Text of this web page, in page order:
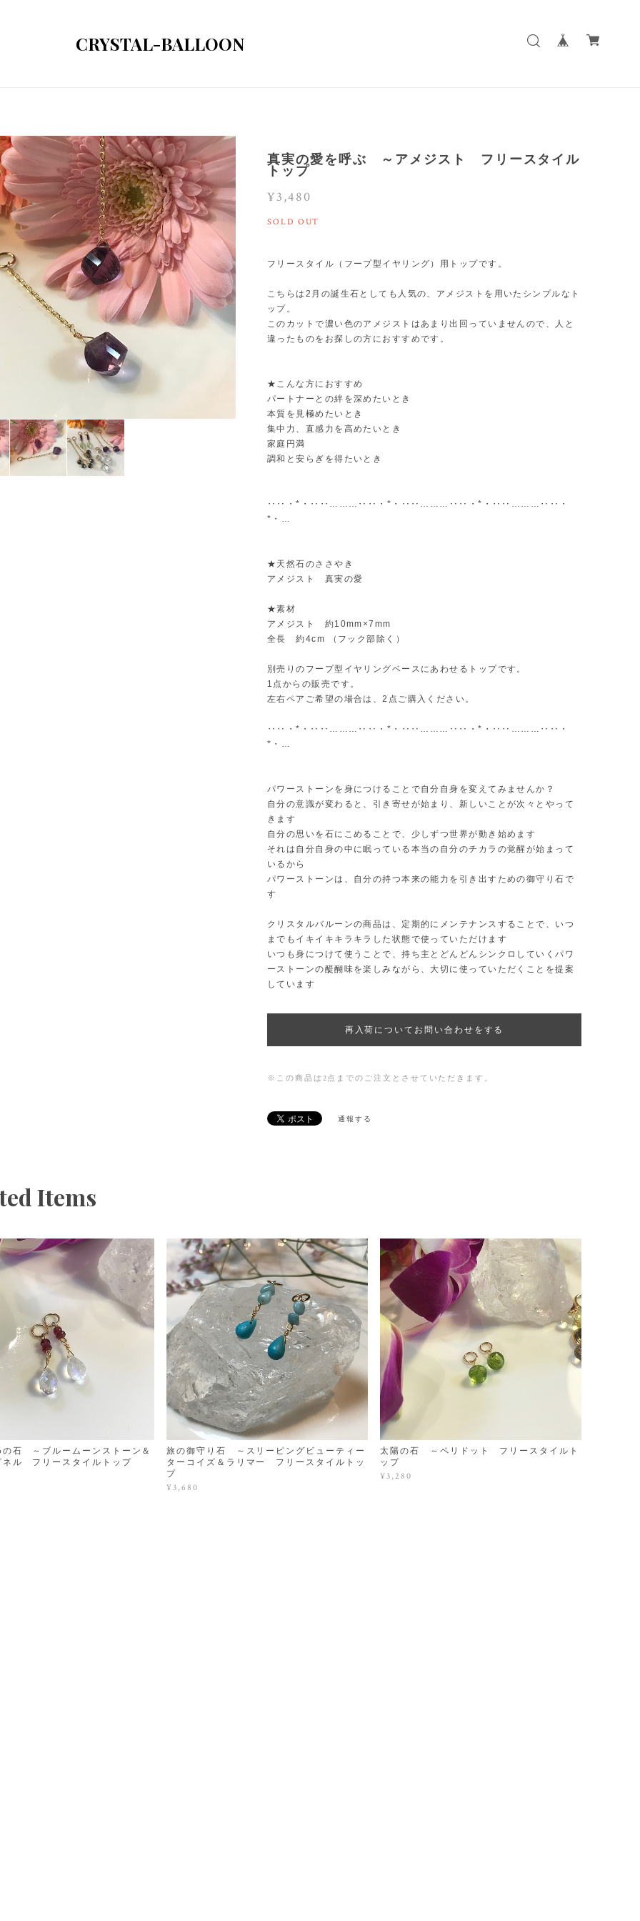
CRYSTAL-BALLOON
真実の愛を呼ぶ ～アメジスト フリースタイル
トップ
¥3,480
SOLD OUT
フリースタイル（フープ型イヤリング）用トップです。
こちらは2月の誕生石としても人気の、アメジストを用いたシンプルなト
ップ。
このカットで濃い色のアメジストはあまり出回っていませんので、人と
違ったものをお探しの方におすすめです。
★こんな方におすすめ
パートナーとの絆を深めたいとき
本質を見極めたいとき
集中力、直感力を高めたいとき
家庭円満
調和と安らぎを得たいとき
‥‥・*・‥‥………‥‥・*・‥‥………‥‥・*・‥‥………‥‥・
*・…
★天然石のささやき
アメジスト 真実の愛
★素材
アメジスト 約10mm×7mm
全長 約4cm （フック部除く）
別売りのフープ型イヤリングベースにあわせるトップです。
1点からの販売です。
左右ペアご希望の場合は、2点ご購入ください。
‥‥・*・‥‥………‥‥・*・‥‥………‥‥・*・‥‥………‥‥・
*・…
パワーストーンを身につけることで自分自身を変えてみませんか？
自分の意識が変わると、引き寄せが始まり、新しいことが次々とやって
きます
自分の思いを石にこめることで、少しずつ世界が動き始めます
それは自分自身の中に眠っている本当の自分のチカラの覚醒が始まって
いるから
パワーストーンは、自分の持つ本来の能力を引き出すための御守り石で
す
クリスタルバルーンの商品は、定期的にメンテナンスすることで、いつ
までもイキイキキラキラした状態で使っていただけます
いつも身につけて使うことで、持ち主とどんどんシンクロしていくパワ
ーストーンの醍醐味を楽しみながら、大切に使っていただくことを提案
しています
再入荷についてお問い合わせをする
※この商品は2点までのご注文とさせていただきます。
通報する
Items
の石 ～ブルームーンストーン＆
ネル フリースタイルトップ
旅の御守り石 ～スリーピングビューティー
ターコイズ＆ラリマー フリースタイルトッ
プ
¥3,680
太陽の石 ～ペリドット フリースタイルト
ップ
¥3,280